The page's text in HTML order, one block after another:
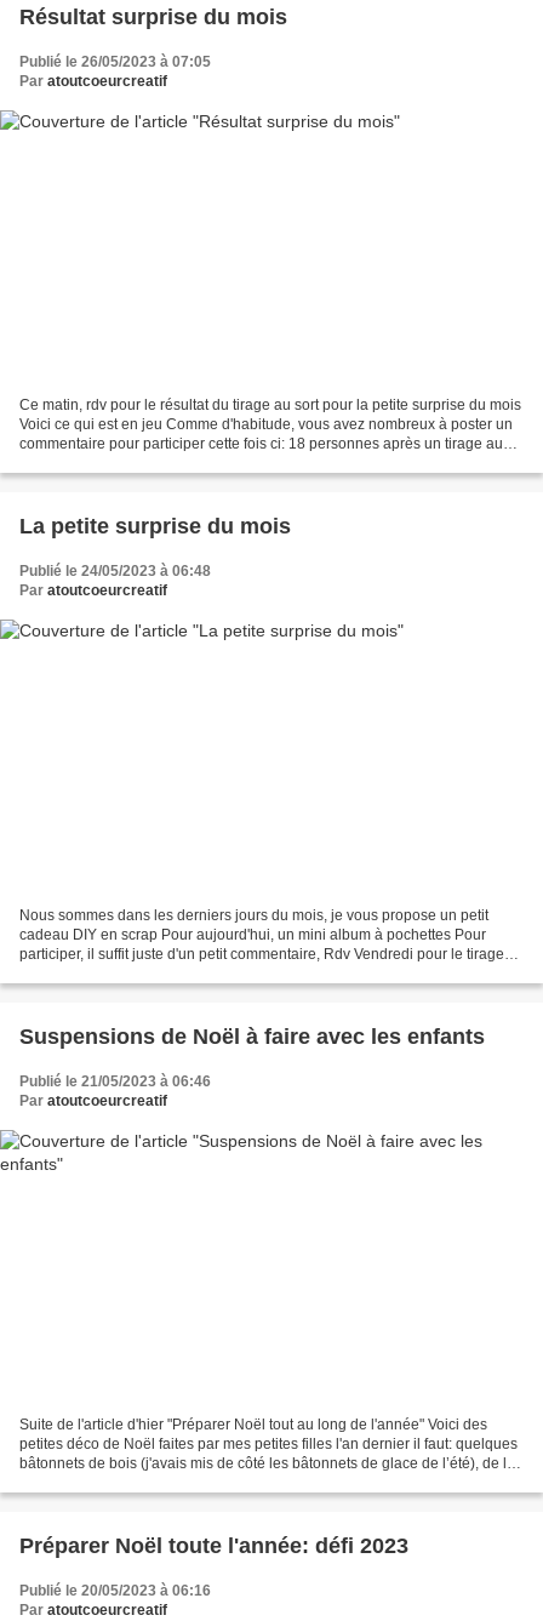
Résultat surprise du mois
Publié le 26/05/2023 à 07:05
Par atoutcoeurcreatif
Ce matin, rdv pour le résultat du tirage au sort pour la petite surprise du mois
Voici ce qui est en jeu Comme d'habitude, vous avez nombreux à poster un
commentaire pour participer cette fois ci: 18 personnes après un tirage au
La petite surprise du mois
Publié le 24/05/2023 à 06:48
Par atoutcoeurcreatif
Nous sommes dans les derniers jours du mois, je vous propose un petit
cadeau DIY en scrap Pour aujourd'hui, un mini album à pochettes Pour
participer, il suffit juste d'un petit commentaire, Rdv Vendredi pour le tirage
Suspensions de Noël à faire avec les enfants
Publié le 21/05/2023 à 06:46
Par atoutcoeurcreatif
Suite de l'article d'hier "Préparer Noël tout au long de l'année" Voici des
petites déco de Noël faites par mes petites filles l'an dernier il faut: quelques
bâtonnets de bois (j'avais mis de côté les bâtonnets de glace de l’été), de la
Préparer Noël toute l'année: défi 2023
Publié le 20/05/2023 à 06:16
Par atoutcoeurcreatif